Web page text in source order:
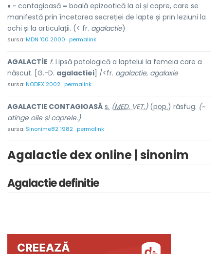
♦ ~ contagioasă = boală epizootică la oi și capre, care se
manifestă prin încetarea secreției de lapte și prin leziuni la
ochi și la articulații. (< fr. agalactie)
sursa:MDN '00 2000 permalink
AGALACTÍE f. Lipsă patologică a laptelui la femeia care a
născut. [G.-D. agalactiei ] /<fr. agalactie, agalaxie
sursa:NODEX 2002 permalink
AGALACTIE CONTAGIOASĂ s. (MED. VET.)(pop.) răsfug. (~
atinge oile și caprele.)
sursa: Sinonime82 1982 permalink
Agalactie dex online | sinonim
Agalactie definitie